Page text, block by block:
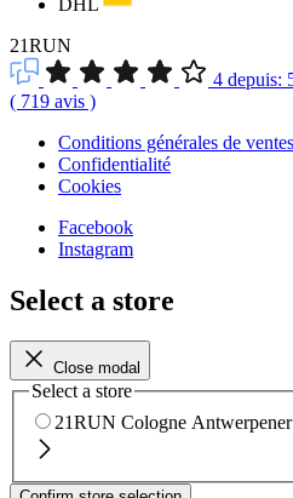
21RUN
4 depuis:
( 719 avis )
Conditions générales de ventes
Confidentialité
Cookies
Facebook
Instagram
Select a store
Close modal
Select a store
21RUN Cologne